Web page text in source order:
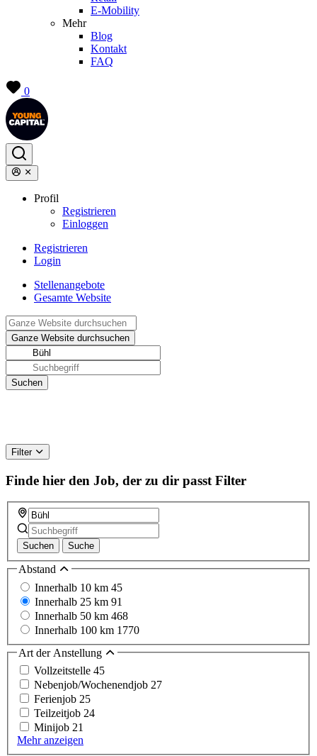
E-Mobility
Mehr
Blog
Kontakt
FAQ
0
Profil
Registrieren
Einloggen
Registrieren
Login
Stellenangebote
Gesamte Website
Filter
Finde hier den Job, der zu dir passt Filter
Suchen Suche
Abstand
Innerhalb 10 km 45
Innerhalb 25 km 91
Innerhalb 50 km 468
Innerhalb 100 km 1770
Art der Anstellung
Vollzeitstelle 45
Nebenjob/Wochenendjob 27
Ferienjob 25
Teilzeitjob 24
Minijob 21
Mehr anzeigen